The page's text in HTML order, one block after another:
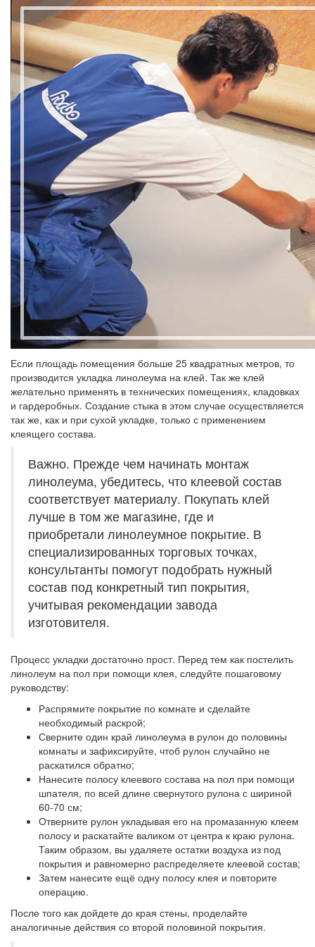
Если площадь помещения больше 25 квадратных метров, то
производится укладка линолеума на клей. Так же клей
желательно применять в технических помещениях, кладовках
и гардеробных. Создание стыка в этом случае осуществляется
так же, как и при сухой укладке, только с применением
клеящего состава.
Важно. Прежде чем начинать монтаж
линолеума, убедитесь, что клеевой состав
соответствует материалу. Покупать клей
лучше в том же магазине, где и
приобретали линолеумное покрытие. В
специализированных торговых точках,
консультанты помогут подобрать нужный
состав под конкретный тип покрытия,
учитывая рекомендации завода
изготовителя.
Процесс укладки достаточно прост. Перед тем как постелить
линолеум на пол при помощи клея, следуйте пошаговому
руководству:
Распрямите покрытие по комнате и сделайте
необходимый раскрой;
Сверните один край линолеума в рулон до половины
комнаты и зафиксируйте, чтоб рулон случайно не
раскатился обратно;
Нанесите полосу клеевого состава на пол при помощи
шпателя, по всей длине свернутого рулона с шириной
60-70 см;
Отверните рулон укладывая его на промазанную клеем
полосу и раскатайте валиком от центра к краю рулона.
Таким образом, вы удаляете остатки воздуха из под
покрытия и равномерно распределяете клеевой состав;
Затем нанесите ещё одну полосу клея и повторите
операцию.
После того как дойдете до края стены, проделайте
аналогичные действия со второй половиной покрытия.